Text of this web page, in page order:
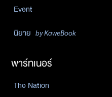
Event
นิยาย by KaweBook
พาร์ทเนอร์
The Nation